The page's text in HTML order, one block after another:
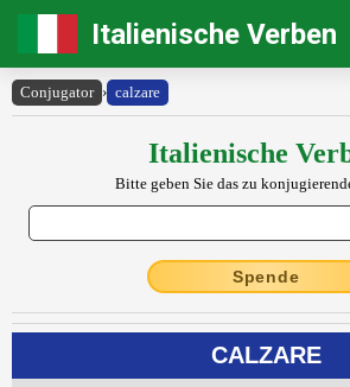
Italienische Verben
Conjugator › calzare
Italienische
Bitte geben Sie das zu
Spende
CALZARE